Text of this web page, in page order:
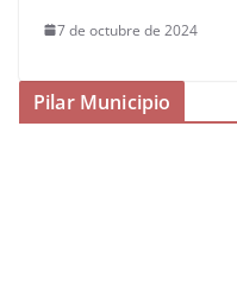
7 de octubre de 2024
Pilar Municipio